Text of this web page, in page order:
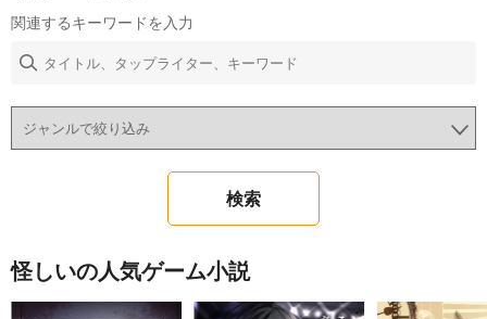
関連するキーワードを入力
怪しいの人気ゲーム小説